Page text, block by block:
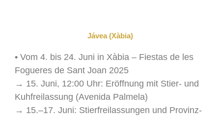
Jávea (Xàbia)
• Vom 4. bis 24. Juni in Xàbia – Fiestas de les
Fogueres de Sant Joan 2025
→ 15. Juni, 12:00 Uhr: Eröffnung mit Stier- und
Kuhfreilassung (Avenida Palmela)
→ 15.–17. Juni: Stierfreilassungen und Provinz-